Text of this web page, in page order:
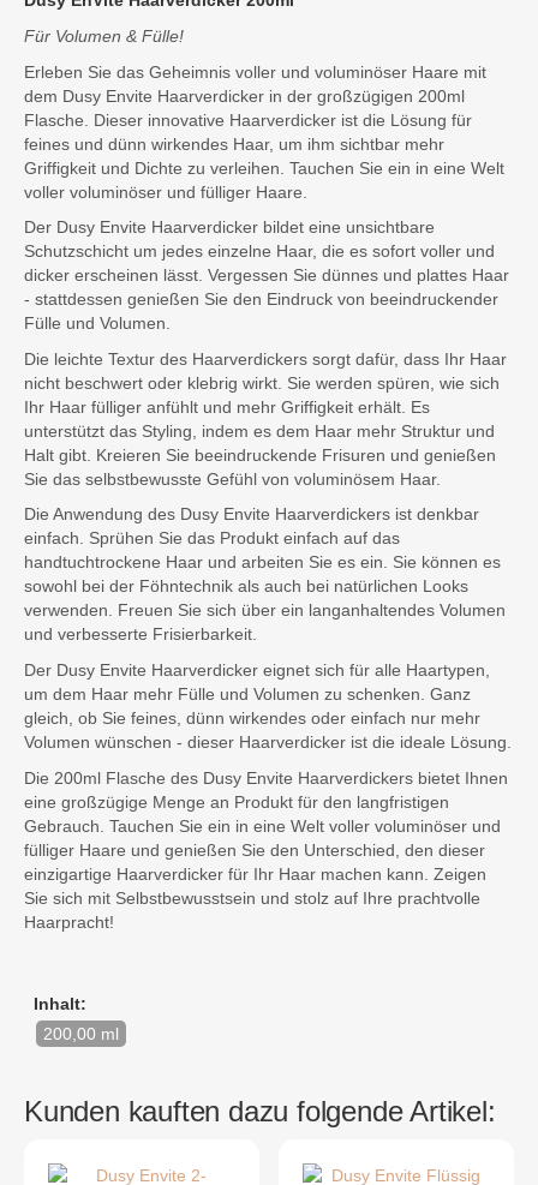
Für Volumen & Fülle!
Erleben Sie das Geheimnis voller und voluminöser Haare mit
dem Dusy Envite Haarverdicker in der großzügigen 200ml
Flasche. Dieser innovative Haarverdicker ist die Lösung für
feines und dünn wirkendes Haar, um ihm sichtbar mehr
Griffigkeit und Dichte zu verleihen. Tauchen Sie ein in eine Welt
voller voluminöser und fülliger Haare.
Der Dusy Envite Haarverdicker bildet eine unsichtbare
Schutzschicht um jedes einzelne Haar, die es sofort voller und
dicker erscheinen lässt. Vergessen Sie dünnes und plattes Haar
- stattdessen genießen Sie den Eindruck von beeindruckender
Fülle und Volumen.
Die leichte Textur des Haarverdickers sorgt dafür, dass Ihr Haar
nicht beschwert oder klebrig wirkt. Sie werden spüren, wie sich
Ihr Haar fülliger anfühlt und mehr Griffigkeit erhält. Es
unterstützt das Styling, indem es dem Haar mehr Struktur und
Halt gibt. Kreieren Sie beeindruckende Frisuren und genießen
Sie das selbstbewusste Gefühl von voluminösem Haar.
Die Anwendung des Dusy Envite Haarverdickers ist denkbar
einfach. Sprühen Sie das Produkt einfach auf das
handtuchtrockene Haar und arbeiten Sie es ein. Sie können es
sowohl bei der Föhntechnik als auch bei natürlichen Looks
verwenden. Freuen Sie sich über ein langanhaltendes Volumen
und verbesserte Frisierbarkeit.
Der Dusy Envite Haarverdicker eignet sich für alle Haartypen,
um dem Haar mehr Fülle und Volumen zu schenken. Ganz
gleich, ob Sie feines, dünn wirkendes oder einfach nur mehr
Volumen wünschen - dieser Haarverdicker ist die ideale Lösung.
Die 200ml Flasche des Dusy Envite Haarverdickers bietet Ihnen
eine großzügige Menge an Produkt für den langfristigen
Gebrauch. Tauchen Sie ein in eine Welt voller voluminöser und
fülliger Haare und genießen Sie den Unterschied, den dieser
einzigartige Haarverdicker für Ihr Haar machen kann. Zeigen
Sie sich mit Selbstbewusstsein und stolz auf Ihre prachtvolle
Haarpracht!
Inhalt:
200,00 ml
Kunden kauften dazu folgende Artikel: